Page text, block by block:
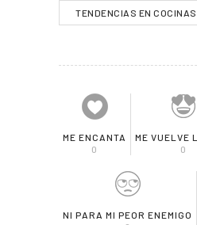
TENDENCIAS EN COCINAS
ME ENCANTA
0
ME VUELVE
0
NI PARA MI PEOR ENEMIGO